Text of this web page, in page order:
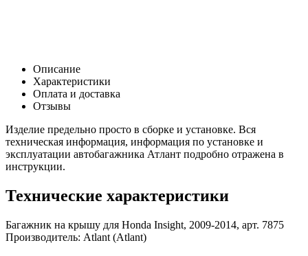
Описание
Характеристики
Оплата и доставка
Отзывы
Изделие предельно просто в сборке и установке. Вся
техническая информация, информация по установке и
эксплуатации автобагажника Атлант подробно отражена в
инструкции.
Технические характеристики
Багажник на крышу для Honda Insight, 2009-2014, арт. 7875
Производитель: Atlant (Atlant)